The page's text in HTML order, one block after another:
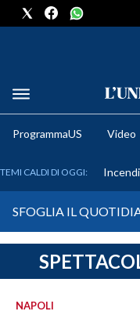
METEO
CRONACA SARDEGNA
PROVINCIA DI CAGLIARI
ProgrammaUS Video
TEMI CALDI DI OGGI: Incendi
SFOGLIA IL
NAPOLI